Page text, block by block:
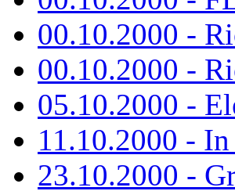
00.10.2000 -
00.10.2000 -
05.10.2000 -
11.10.2000 -
23.10.2000 -